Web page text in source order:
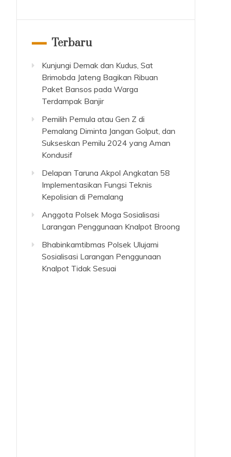
Terbaru
Kunjungi Demak dan Kudus, Sat
Brimobda Jateng Bagikan Ribuan
Paket Bansos pada Warga
Terdampak Banjir
Pemilih Pemula atau Gen Z di
Pemalang Diminta Jangan Golput, dan
Sukseskan Pemilu 2024 yang Aman
Kondusif
Delapan Taruna Akpol Angkatan 58
Implementasikan Fungsi Teknis
Kepolisian di Pemalang
Anggota Polsek Moga Sosialisasi
Larangan Penggunaan Knalpot Broong
Bhabinkamtibmas Polsek Ulujami
Sosialisasi Larangan Penggunaan
Knalpot Tidak Sesuai